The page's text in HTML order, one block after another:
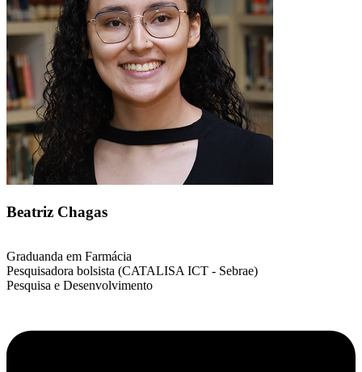
Beatriz Chagas
Graduanda em Farmácia
Pesquisadora bolsista (CATALISA ICT - Sebrae)
Pesquisa e Desenvolvimento